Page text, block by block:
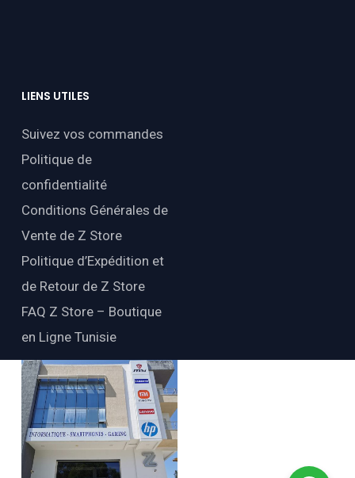
LIENS UTILES
Suivez vos commandes
Politique de
confidentialité
Conditions Générales de
Vente de Z Store
Politique d’Expédition et
de Retour de Z Store
FAQ Z Store – Boutique
en Ligne Tunisie